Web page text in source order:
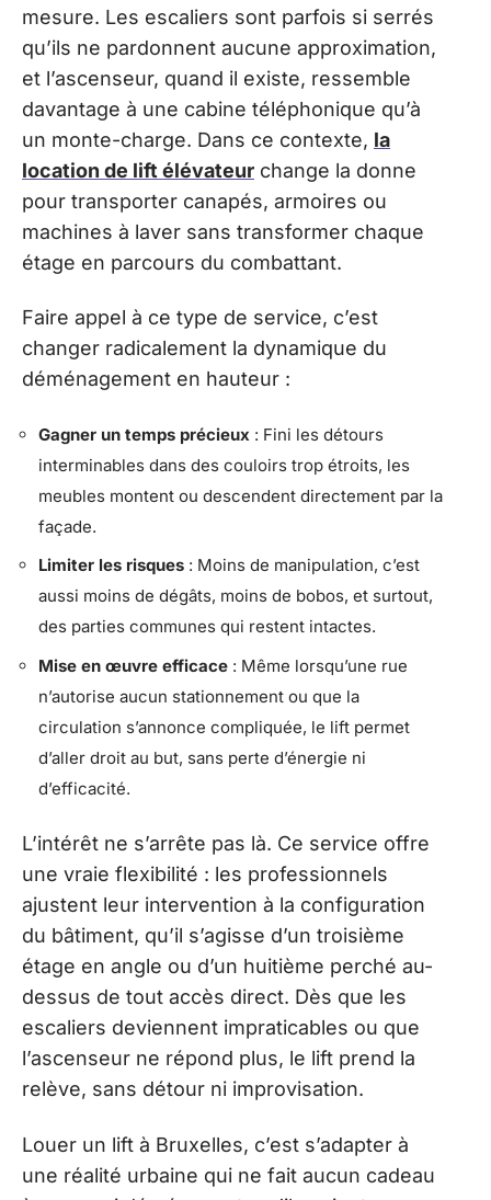
mesure. Les escaliers sont parfois si serrés
qu’ils ne pardonnent aucune approximation,
et l’ascenseur, quand il existe, ressemble
davantage à une cabine téléphonique qu’à
un monte-charge. Dans ce contexte, la
location de lift élévateur change la donne
pour transporter canapés, armoires ou
machines à laver sans transformer chaque
étage en parcours du combattant.
Faire appel à ce type de service, c’est
changer radicalement la dynamique du
déménagement en hauteur :
Gagner un temps précieux : Fini les détours
interminables dans des couloirs trop étroits, les
meubles montent ou descendent directement par la
façade.
Limiter les risques : Moins de manipulation, c’est
aussi moins de dégâts, moins de bobos, et surtout,
des parties communes qui restent intactes.
Mise en œuvre efficace : Même lorsqu’une rue
n’autorise aucun stationnement ou que la
circulation s’annonce compliquée, le lift permet
d’aller droit au but, sans perte d’énergie ni
d’efficacité.
L’intérêt ne s’arrête pas là. Ce service offre
une vraie flexibilité : les professionnels
ajustent leur intervention à la configuration
du bâtiment, qu’il s’agisse d’un troisième
étage en angle ou d’un huitième perché au-
dessus de tout accès direct. Dès que les
escaliers deviennent impraticables ou que
l’ascenseur ne répond plus, le lift prend la
relève, sans détour ni improvisation.
Louer un lift à Bruxelles, c’est s’adapter à
une réalité urbaine qui ne fait aucun cadeau